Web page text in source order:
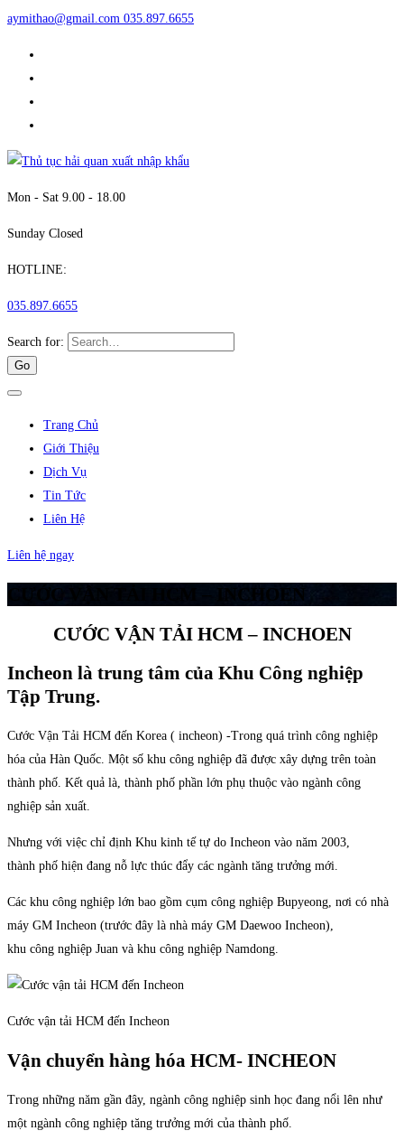
aymithao@gmail.com 035.897.6655
Mon - Sat 9.00 - 18.00
Sunday Closed
HOTLINE:
035.897.6655
Search for:
Trang Chủ
Giới Thiệu
Dịch Vụ
Tin Tức
Liên Hệ
Liên hệ ngay
CƯỚC VẬN TẢI HCM – INCHOEN
CƯỚC VẬN TẢI HCM – INCHOEN
Incheon là trung tâm của Khu Công nghiệp
Tập Trung.
Cước Vận Tải HCM đến Korea ( incheon) -Trong quá trình công nghiệp
hóa của Hàn Quốc. Một số khu công nghiệp đã được xây dựng trên toàn
thành phố. Kết quả là, thành phố phần lớn phụ thuộc vào ngành công
nghiệp sản xuất.
Nhưng với việc chỉ định Khu kinh tế tự do Incheon vào năm 2003,
thành phố hiện đang nỗ lực thúc đẩy các ngành tăng trưởng mới.
Các khu công nghiệp lớn bao gồm cụm công nghiệp Bupyeong, nơi có nhà
máy GM Incheon (trước đây là nhà máy GM Daewoo Incheon),
khu công nghiệp Juan và khu công nghiệp Namdong.
Cước vận tải HCM đến Incheon
Vận chuyển hàng hóa HCM- INCHEON
Trong những năm gần đây, ngành công nghiệp sinh học đang nổi lên như
một ngành công nghiệp tăng trưởng mới của thành phố.